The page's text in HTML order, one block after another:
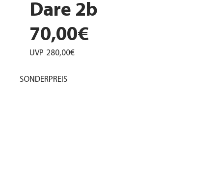
Dare 2b
70,00€
UVP 280,00€
SONDERPREIS